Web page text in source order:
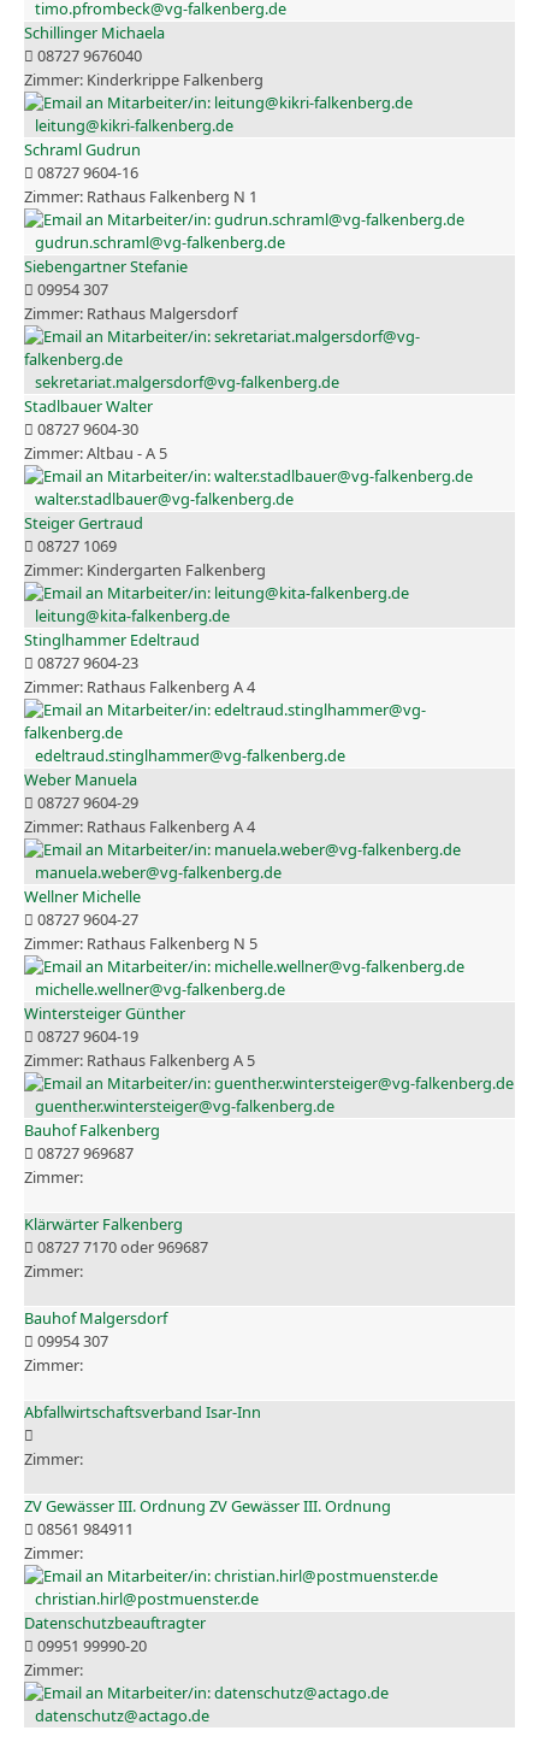
timo.pfrombeck@vg-falkenberg.de
Schillinger Michaela
08727 9676040
Kinderkrippe Falkenberg
leitung@kikri-falkenberg.de
Schraml Gudrun
08727 9604-16
Rathaus Falkenberg N 1
gudrun.schraml@vg-falkenberg.de
Siebengartner Stefanie
09954 307
Rathaus Malgersdorf
sekretariat.malgersdorf@vg-falkenberg.de
Stadlbauer Walter
08727 9604-30
Altbau - A 5
walter.stadlbauer@vg-falkenberg.de
Steiger Gertraud
08727 1069
Kindergarten Falkenberg
leitung@kita-falkenberg.de
Stinglhammer Edeltraud
08727 9604-23
Rathaus Falkenberg A 4
edeltraud.stinglhammer@vg-falkenberg.de
Weber Manuela
08727 9604-29
Rathaus Falkenberg A 4
manuela.weber@vg-falkenberg.de
Wellner Michelle
08727 9604-27
Rathaus Falkenberg N 5
michelle.wellner@vg-falkenberg.de
Wintersteiger Günther
08727 9604-19
Rathaus Falkenberg A 5
guenther.wintersteiger@vg-falkenberg.de
Bauhof Falkenberg
08727 969687
Klärwärter Falkenberg
08727 7170 oder 969687
Bauhof Malgersdorf
09954 307
Abfallwirtschaftsverband Isar-Inn
ZV Gewässer III. Ordnung ZV Gewässer III. Ordnung
08561 984911
christian.hirl@postmuenster.de
Datenschutzbeauftragter
09951 99990-20
datenschutz@actago.de